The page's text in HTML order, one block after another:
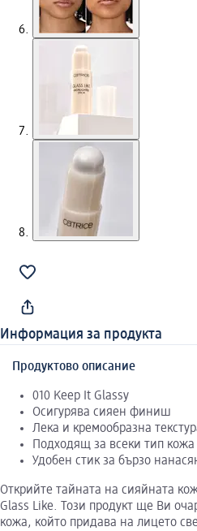
Информация за продукта
Продуктово описание
010 Keep It Glassy
Осигурява сияен финиш
Лека и кремообразна
Подходящ за всеки тип кожа
Удобен стик за бързо
Открийте тайната на сияйната
Glass Like. Този продукт ще Ви
кожа, който придава на лицето